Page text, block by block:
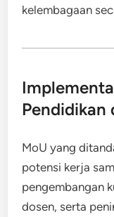
kelembagaan
Pendidikan
MoU yang
potensi kerja
pengembangan
dosen, serta